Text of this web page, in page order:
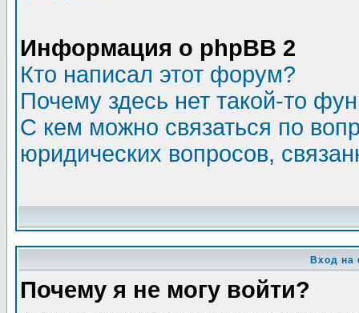
Информация о phpBB 2
Кто написал этот форум?
Почему здесь нет такой-то
С кем можно связаться по
юридических вопросов,
Вход на
Почему я не могу войти?